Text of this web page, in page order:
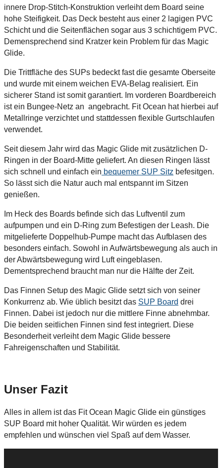
innere Drop-Stitch-Konstruktion verleiht dem Board seine
hohe Steifigkeit. Das Deck besteht aus einer 2 lagigen PVC
Schicht und die Seitenflächen sogar aus 3 schichtigem PVC.
Demensprechend sind Kratzer kein Problem für das Magic
Glide.
Die Trittfläche des SUPs bedeckt fast die gesamte Oberseite
und wurde mit einem weichen EVA-Belag realisiert. Ein
sicherer Stand ist somit garantiert. Im vorderen Boardbereich
ist ein Bungee-Netz an angebracht. Fit Ocean hat hierbei auf
Metallringe verzichtet und stattdessen flexible Gurtschlaufen
verwendet.
Seit diesem Jahr wird das Magic Glide mit zusätzlichen D-
Ringen in der Board-Mitte geliefert. An diesen Ringen lässt
sich schnell und einfach ein bequemer SUP Sitz befesitgen.
So lässt sich die Natur auch mal entspannt im Sitzen
genießen.
Im Heck des Boards befinde sich das Luftventil zum
aufpumpen und ein D-Ring zum Befestigen der Leash. Die
mitgelieferte Doppelhub-Pumpe macht das Aufblasen des
besonders einfach. Sowohl in Aufwärtsbewegung als auch in
der Abwärtsbewegung wird Luft eingeblasen.
Dementsprechend braucht man nur die Hälfte der Zeit.
Das Finnen Setup des Magic Glide setzt sich von seiner
Konkurrenz ab. Wie üblich besitzt das SUP Board drei
Finnen. Dabei ist jedoch nur die mittlere Finne abnehmbar.
Die beiden seitlichen Finnen sind fest integriert. Diese
Besonderheit verleiht dem Magic Glide bessere
Fahreigenschaften und Stabilität.
Unser Fazit
Alles in allem ist das Fit Ocean Magic Glide ein günstiges
SUP Board mit hoher Qualität. Wir würden es jedem
empfehlen und wünschen viel Spaß auf dem Wasser.